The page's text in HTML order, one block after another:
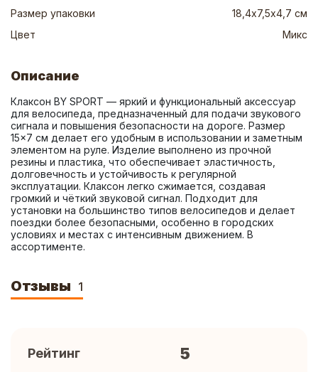
Размер упаковки
18,4х7,5х4,7 см
Цвет
Микс
Описание
Клаксон BY SPORT — яркий и функциональный аксессуар
для велосипеда, предназначенный для подачи звукового
сигнала и повышения безопасности на дороге. Размер
15×7 см делает его удобным в использовании и заметным
элементом на руле. Изделие выполнено из прочной
резины и пластика, что обеспечивает эластичность,
долговечность и устойчивость к регулярной
эксплуатации. Клаксон легко сжимается, создавая
громкий и чёткий звуковой сигнал. Подходит для
установки на большинство типов велосипедов и делает
поездки более безопасными, особенно в городских
условиях и местах с интенсивным движением. В
ассортименте.
Отзывы 1
Рейтинг 5